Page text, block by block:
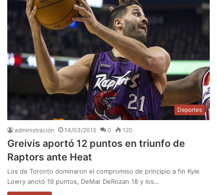
Deportes
administración 14/03/2015 0 120
Greivis aportó 12 puntos en triunfo de
Raptors ante Heat
Los de Toronto dominaron el compromiso de principio a fin Kyle
Lowry anotó 19 puntos, DeMar DeRozan 18 y los…